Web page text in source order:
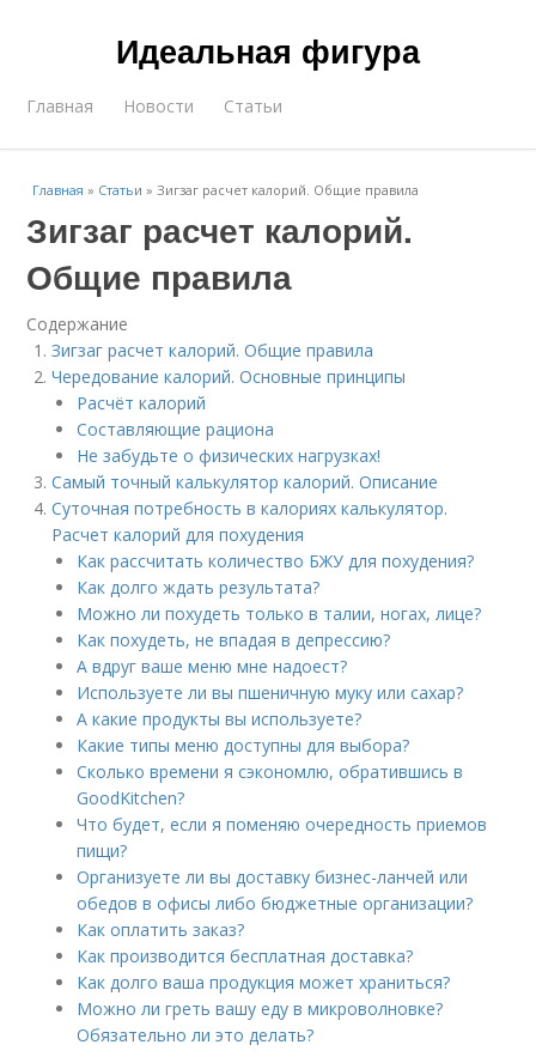
Идеальная фигура
Главная Новости Статьи
Главная » Статьи »Зигзаг расчет калорий. Общие правила
Зигзаг расчет калорий.
Общие правила
Содержание
Зигзаг расчет калорий. Общие правила
Чередование калорий. Основные принципы
Расчёт калорий
Составляющие рациона
Не забудьте о физических нагрузках!
Самый точный калькулятор калорий. Описание
Суточная потребность в калориях калькулятор.
Расчет калорий для похудения
Как рассчитать количество БЖУ для похудения?
Как долго ждать результата?
Можно ли похудеть только в талии, ногах, лице?
Как похудеть, не впадая в депрессию?
А вдруг ваше меню мне надоест?
Используете ли вы пшеничную муку или сахар?
А какие продукты вы используете?
Какие типы меню доступны для выбора?
Сколько времени я сэкономлю, обратившись в
GoodKitchen?
Что будет, если я поменяю очередность приемов
пищи?
Организуете ли вы доставку бизнес-ланчей или
обедов в офисы либо бюджетные организации?
Как оплатить заказ?
Как производится бесплатная доставка?
Как долго ваша продукция может храниться?
Можно ли греть вашу еду в микроволновке?
Обязательно ли это делать?